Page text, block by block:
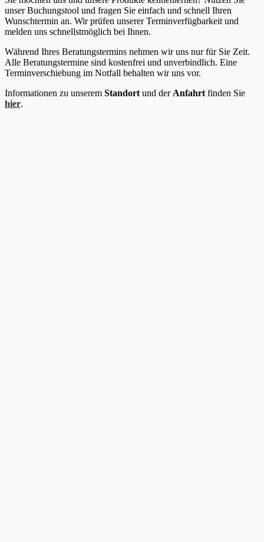
unser Buchungstool und fragen Sie einfach und schnell Ihren
Wunschtermin an. Wir prüfen unserer Terminverfügbarkeit und
melden uns schnellstmöglich bei Ihnen.
Während Ihres Beratungstermins nehmen wir uns nur für Sie Zeit.
Alle Beratungstermine sind kostenfrei und unverbindlich. Eine
Terminverschiebung im Notfall behalten wir uns vor.
Informationen zu unserem Standort und der Anfahrt finden Sie
hier.